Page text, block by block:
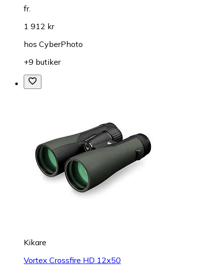
fr.
1 912 kr
hos CyberPhoto
+9 butiker
Kikare
Vortex Crossfire HD 12x50